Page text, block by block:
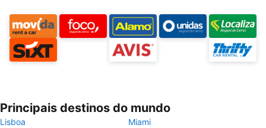
Principais destinos do mundo
Lisboa
Miami